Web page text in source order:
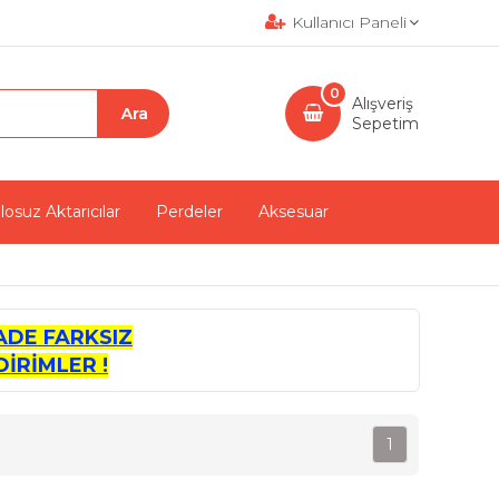
Kullanıcı Paneli
Alışveriş
Sepetim
0
Aktarıcılar Perdeler Aksesuar
FARKSIZ
!
1